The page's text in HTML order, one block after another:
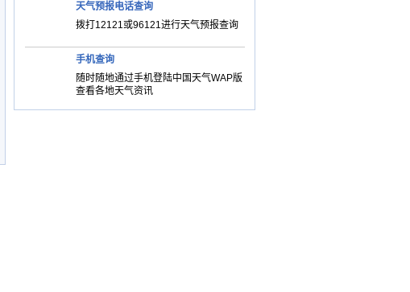
天气预报电话查询
拨打12121或96121进行天气预报查询
手机查询
随时随地通过手机登陆中国天气WAP版
查看各地天气资讯